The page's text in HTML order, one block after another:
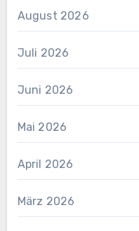
August 2026
Juli 2026
Juni 2026
Mai 2026
April 2026
März 2026